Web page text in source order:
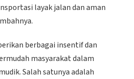
layak jalan dan aman
berbagai insentif dan
masyarakat dalam
Salah satunya adalah